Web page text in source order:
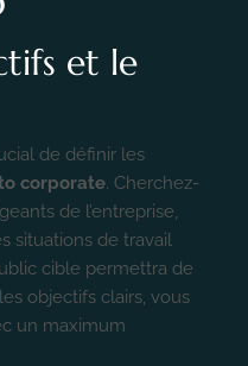
et le
de définir les
corporate. Cherchez-
de l’entreprise,
situations de travail
cible permettra de
objectifs clairs, vous
un maximum